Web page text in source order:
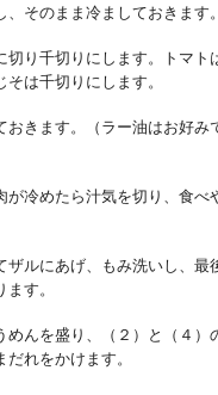
、そのまま冷ましておきます。
切り千切りにします。トマト
は千切りにします。
おきます。（ラー油はお好み
が冷めたら汁気を切り、食べ
ザルにあげ、もみ洗いし、最
す。
めんを盛り、（２）と（４）
れをかけます。